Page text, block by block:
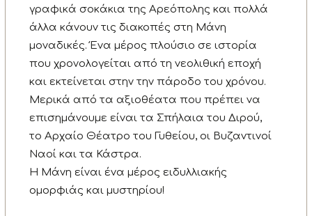
γραφικά σοκάκια της Αρεόπολης και πολλά
άλλα κάνουν τις διακοπές στη Μάνη
μοναδικές. Ένα μέρος πλούσιο σε ιστορία
που χρονολογείται από τη νεολιθική εποχή
και εκτείνεται στην την πάροδο του χρόνου.
Μερικά από τα αξιοθέατα που πρέπει να
επισημάνουμε είναι τα Σπήλαια του Διρού,
το Αρχαίο Θέατρο του Γυθείου, οι Βυζαντινοί
Ναοί και τα Κάστρα.
Η Μάνη είναι ένα μέρος ειδυλλιακής
ομορφιάς και μυστηρίου!